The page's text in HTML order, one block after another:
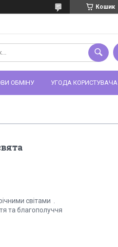
Кошик
ОБМІНУ УГОДА КОРИСТУВАЧА
світами .
та благополуччя